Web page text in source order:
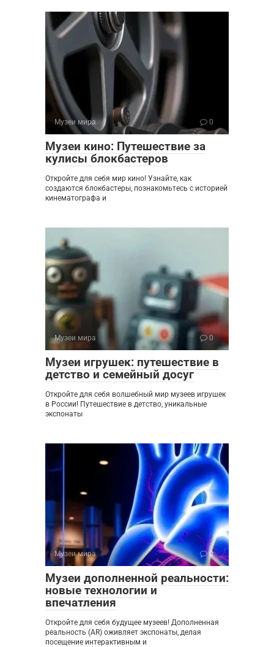
Музеи мира 0
Музеи кино: Путешествие за
кулисы блокбастеров
Откройте для себя мир кино! Узнайте, как
создаются блокбастеры, познакомьтесь с историей
кинематографа и
Музеи мира 0
Музеи игрушек: путешествие в
детство и семейный досуг
Откройте для себя волшебный мир музеев игрушек
в России! Путешествие в детство, уникальные
экспонаты
Музеи мира 0
Музеи дополненной реальности:
новые технологии и
впечатления
Откройте для себя будущее музеев! Дополненная
реальность (AR) оживляет экспонаты, делая
посещение интерактивным и